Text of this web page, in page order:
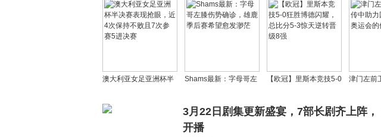
能闪耀赛场
外决定，广东队官方表
态
辱骂其母
或成关键
澳大利亚女足亚洲杯半
持不败且7次参赛5进决
Shams最新：字母哥左
赛希望愈发渺茫
【欧冠】里斯本竞技5-0
5-3惊天逆转晋级8强
津门左前
会的传奇
3月22日剧集更新盛宴，7部长剧齐上阵
开播